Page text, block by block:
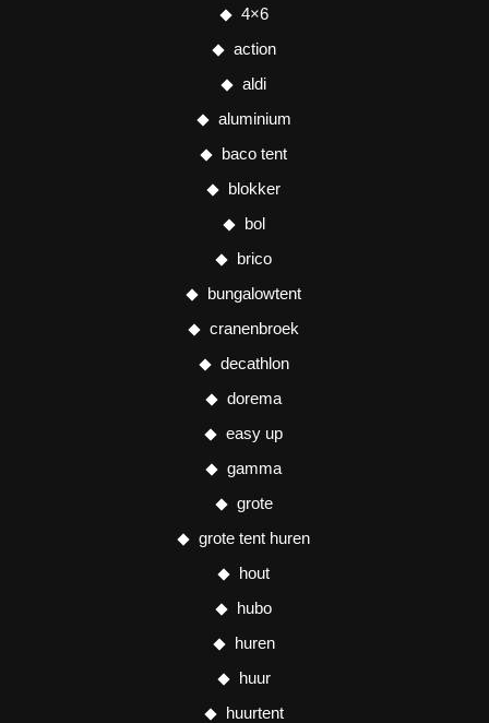
4×6
action
aldi
aluminium
baco tent
blokker
bol
brico
bungalowtent
cranenbroek
decathlon
dorema
easy up
gamma
grote
grote tent huren
hout
hubo
huren
huur
huurtent